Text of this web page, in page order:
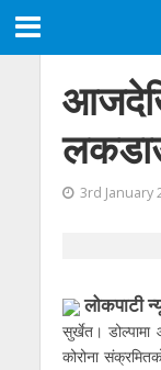
3rd January
लोकपाटी
सुर्खेत।
कोरोना